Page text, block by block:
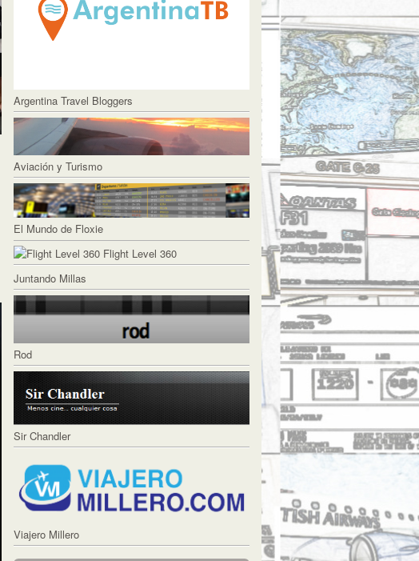
Argentina Travel Bloggers
Aviación y Turismo
El Mundo de Floxie
Flight Level 360
Juntando Millas
Rod
Sir Chandler
Viajero Millero